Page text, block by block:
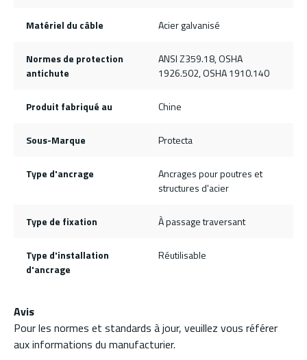
Matériel du câble Acier galvanisé
Normes de protection
antichute
ANSI Z359.18, OSHA
1926.502, OSHA 1910.140
Produit fabriqué au Chine
Sous-Marque Protecta
Type d'ancrage
Ancrages pour poutres et
structures d'acier
Type de fixation À passage traversant
Type d'installation
d'ancrage
Réutilisable
Avis
Pour les normes et standards à jour, veuillez vous référer
aux informations du manufacturier.